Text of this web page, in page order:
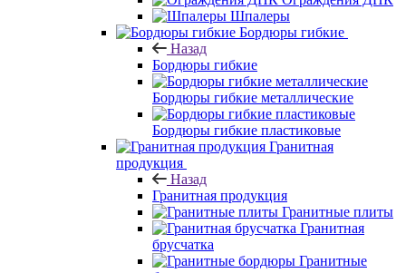
Шпалеры
Бордюры гибкие
Назад
Бордюры гибкие
Бордюры гибкие металлические
Бордюры гибкие пластиковые
Гранитная
продукция
Назад
Гранитная продукция
Гранитные плиты
Гранитная
брусчатка
Гранитные